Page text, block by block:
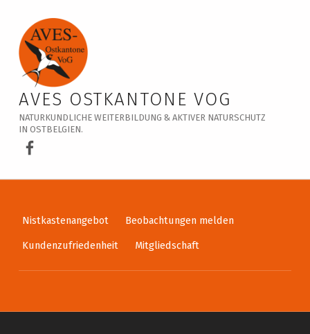
Veranstaltungskalender – AVES Ostkantone VoG
AVES OSTKANTONE VOG
NATURKUNDLICHE WEITERBILDUNG & AKTIVER NATURSCHUTZ
IN OSTBELGIEN.
AVES Ostkantone bei Facebook
Nistkastenangebot
Beobachtungen melden
Kundenzufriedenheit
Mitgliedschaft